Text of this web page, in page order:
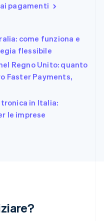
pagamenti
come funziona e
flessibile
Regno Unito: quanto
Faster Payments,
in Italia:
le imprese